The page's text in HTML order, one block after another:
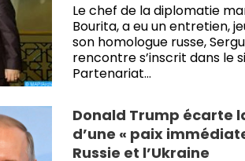
Le chef de la diplomatie
Bourita, a eu un entretien,
son homologue russe,
rencontre s’inscrit dans le
Partenariat…
Donald Trump écarte
d’une « paix
Russie et l’Ukraine